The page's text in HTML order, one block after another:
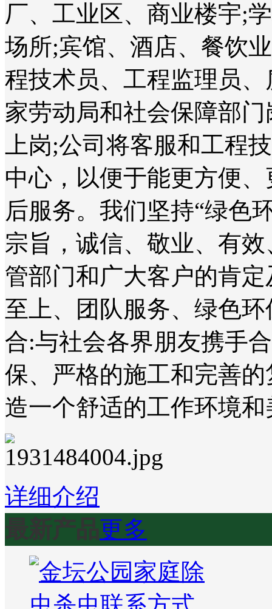
厂、工业区、商业楼宇;
场所;宾馆、酒店、餐饮
程技术员、工程监理员
家劳动局和社会保障部
上岗;公司将客服和工程
中心，以便于能更方便
后服务。我们坚持“绿色
宗旨，诚信、敬业、有
管部门和广大客户的肯
至上、团队服务、绿色
合:与社会各界朋友携手
保、严格的施工和完善
造一个舒适的工作环境
详细介绍
最新产品更多